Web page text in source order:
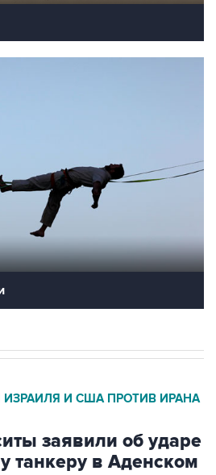
ИЗРАИЛЯ И США ПРОТИВ ИРАНА
заявили об ударе
танкеру в Аденском